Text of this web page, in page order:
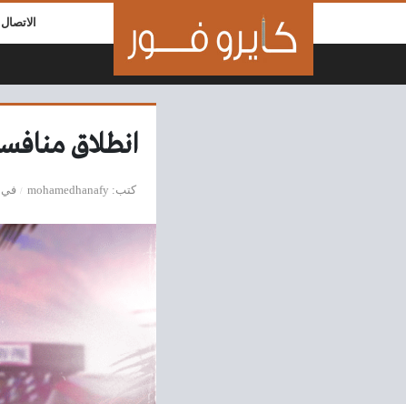
الاتصال
انطلاق
كتب mohamedhanafy في